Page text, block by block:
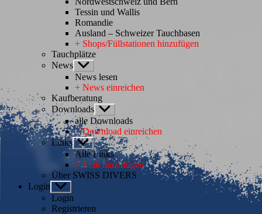
Tessin und Wallis
Romandie
Ausland – Schweizer Tauchbasen
+ Shops/Füllstationen hinzufügen
Tauchplätze
News Untermenü
anzeigen
News lesen
+ News einreichen
Kaufberatung
Downloads Untermenü
anzeigen
alle Downloads
+ Download einreichen
Links Untermenü
anzeigen
Alle Links
+ Link hinzufügen
Über SWISS DIVERS
Login Untermenü
anzeigen
Login
Registrieren